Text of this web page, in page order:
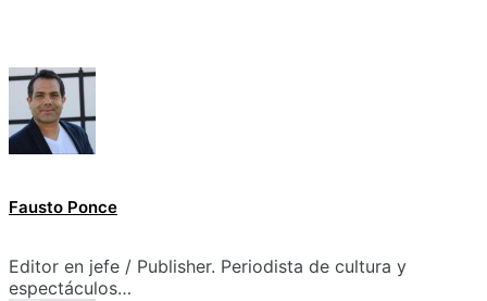
Fausto Ponce
Editor en jefe / Publisher. Periodista de cultura y
espectáculos…